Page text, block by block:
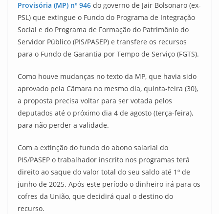
Provisória (MP) nº 946 do governo de Jair Bolsonaro (ex-
PSL) que extingue o Fundo do Programa de Integração
Social e do Programa de Formação do Patrimônio do
Servidor Público (PIS/PASEP) e transfere os recursos
para o Fundo de Garantia por Tempo de Serviço (FGTS).
Como houve mudanças no texto da MP, que havia sido
aprovado pela Câmara no mesmo dia, quinta-feira (30),
a proposta precisa voltar para ser votada pelos
deputados até o próximo dia 4 de agosto (terça-feira),
para não perder a validade.
Com a extinção do fundo do abono salarial do
PIS/PASEP o trabalhador inscrito nos programas terá
direito ao saque do valor total do seu saldo até 1º de
junho de 2025. Após este período o dinheiro irá para os
cofres da União, que decidirá qual o destino do
recurso.